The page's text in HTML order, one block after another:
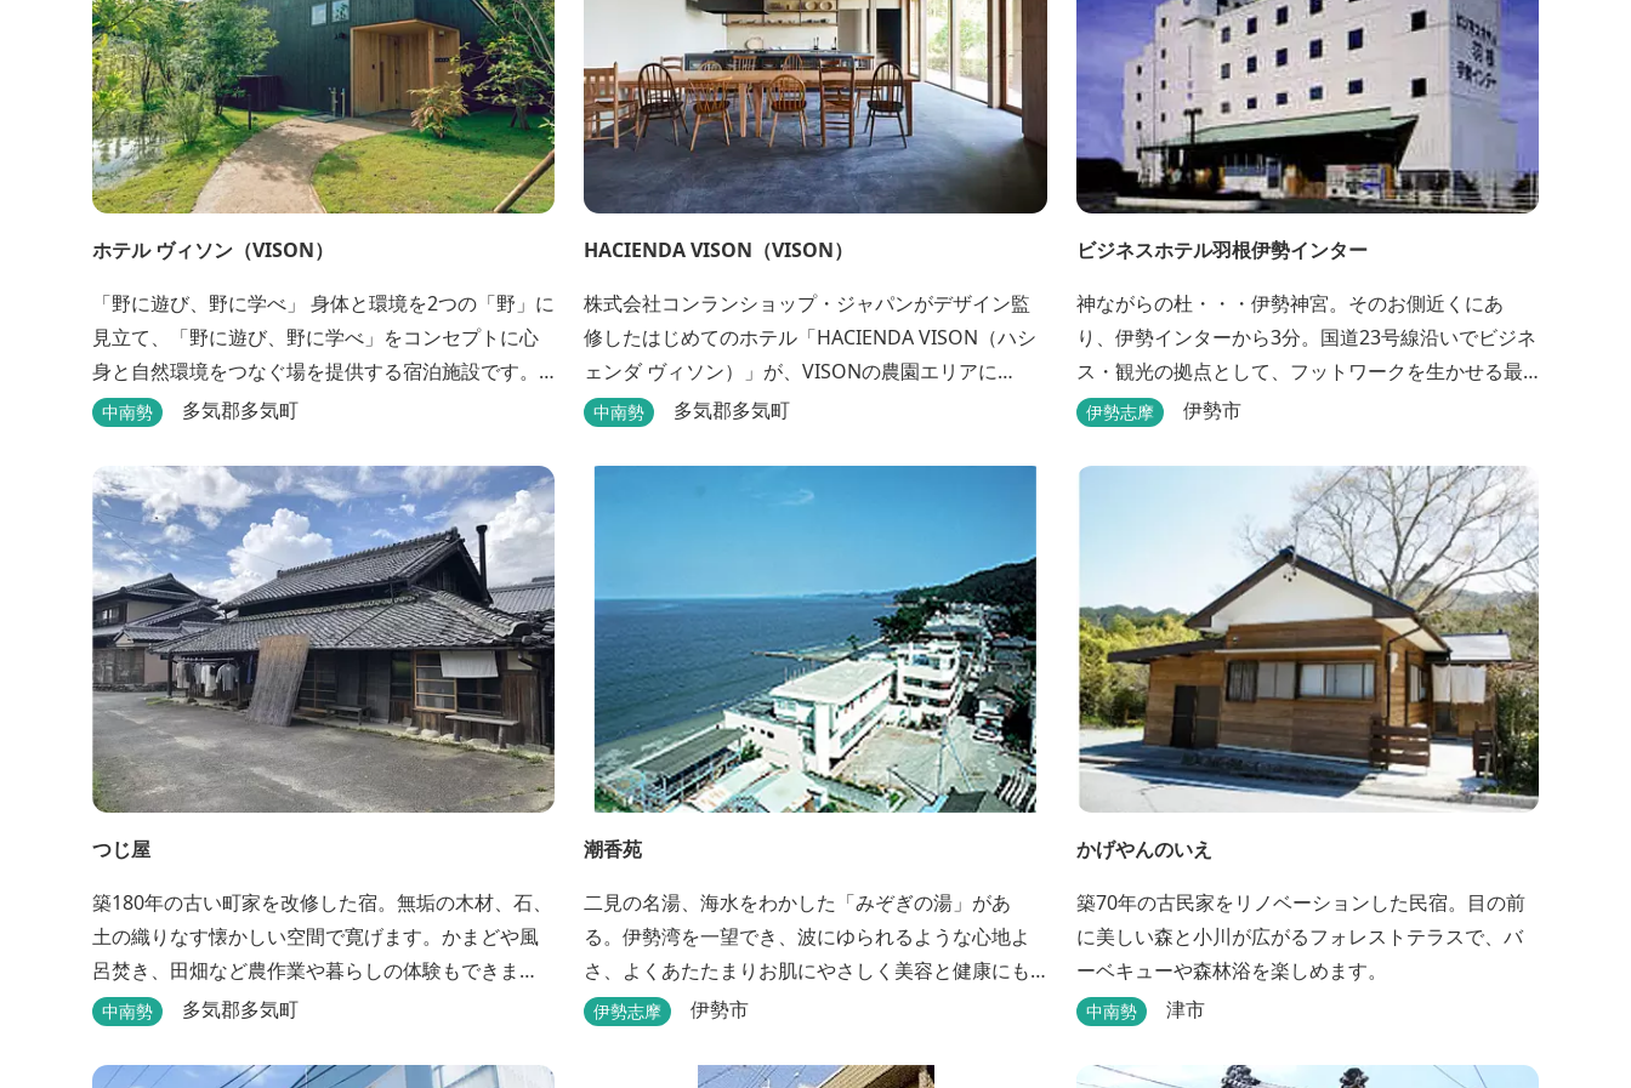
ホテル ヴィソン（VISON）
「野に遊び、野に学べ」 身体と環境を2つの「野」に
見立て、「野に遊び、野に学べ」をコンセプトに心
身と自然環境をつなぐ場を提供する宿泊施設です。 5
タイプの客室全155室からなるホテル棟と、プライベ
います。
中南勢 多気郡多気町
HACIENDA VISON（VISON）
株式会社コンランショップ・ジャパンがデザイン監
修したはじめてのホテル「HACIENDA VISON（ハシ
ェンダ ヴィソン）」が、VISONの農園エリアに
8/1(木)オープン。 VISONでも最も緑豊かな農園エリ
の“HACIENDA”は、スペイン語で荘園の主の館を...
中南勢 多気郡多気町
ビジネスホテル羽根伊勢インター
神ながらの杜・・・伊勢神宮。そのお側近くにあ
り、伊勢インターから3分。国道23号線沿いでビジネ
ス・観光の拠点として、フットワークを生かせる最
適なホテルです。
伊勢志摩 伊勢市
つじ屋
築180年の古い町家を改修した宿。無垢の木材、石、
土の織りなす懐かしい空間で寛げます。かまどや風
呂焚き、田畑など農作業や暮らしの体験もできま
す。
中南勢 多気郡多気町
潮香苑
二見の名湯、海水をわかした「みぞぎの湯」があ
る。伊勢湾を一望でき、波にゆられるような心地よ
さ、よくあたたまりお肌にやさしく美容と健康にも
よいと好評をいただいております。
伊勢志摩 伊勢市
かげやんのいえ
築70年の古民家をリノベーションした民宿。目の前
に美しい森と小川が広がるフォレストテラスで、バ
ーベキューや森林浴を楽しめます。
中南勢 津市